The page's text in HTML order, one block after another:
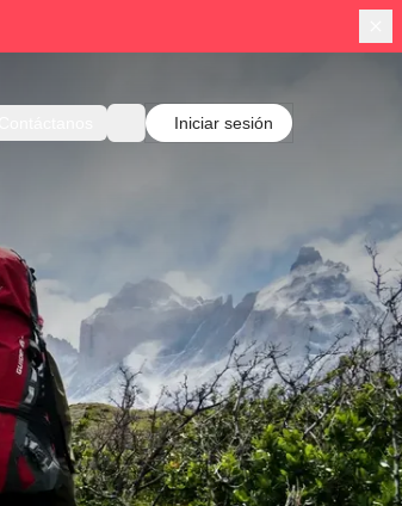
Iniciar sesión